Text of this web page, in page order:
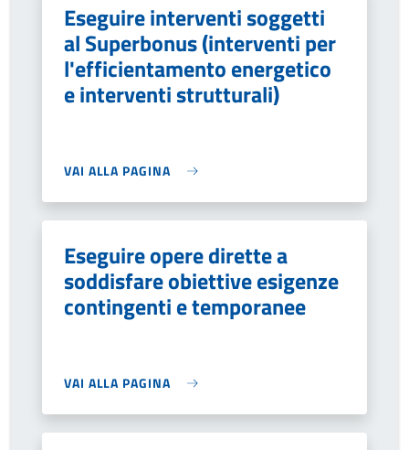
Eseguire interventi soggetti
al Superbonus (interventi per
l'efficientamento energetico
e interventi strutturali)
VAI ALLA PAGINA
Eseguire opere dirette a
soddisfare obiettive esigenze
contingenti e temporanee
VAI ALLA PAGINA